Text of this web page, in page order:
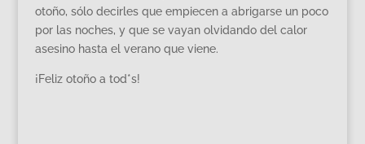
otoño, sólo decirles que empiecen a abrigarse un poco
por las noches, y que se vayan olvidando del calor
asesino hasta el verano que viene.
¡Feliz otoño a tod*s!